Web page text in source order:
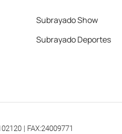
Subrayado Show
Subrayado Deportes
| FAX:24009771